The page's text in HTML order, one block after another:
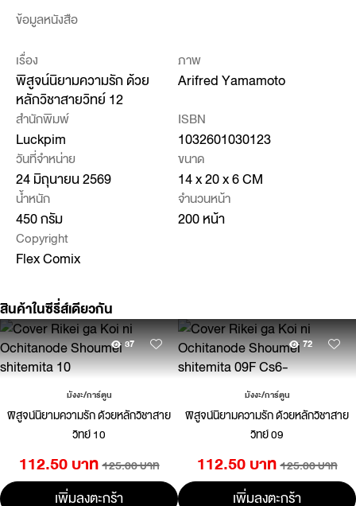
ข้อมูลหนังสือ
เรื่อง
พิสูจน์นิยามความรัก ด้วย
หลักวิชาสายวิทย์ 12
ภาพ
Arifred Yamamoto
สำนักพิมพ์
Luckpim
ISBN
1032601030123
วันที่จำหน่าย
24 มิถุนายน 2569
ขนาด
14 x 20 x 6 CM
น้ำหนัก
450 กรัม
จำนวนหน้า
200 หน้า
Copyright
Flex Comix
สินค้าในซีรี่ส์เดียวกัน
37
มังงะ/การ์ตูน
พิสูจน์นิยามความรัก ด้วยหลักวิชาสาย
วิทย์ 10
112.50 บาท 125.00 บาท
เพิ่มลงตะกร้า
72
มังงะ/การ์ตูน
พิสูจน์นิยามความรัก ด้วยหลักวิชาสาย
วิทย์ 09
112.50 บาท 125.00 บาท
เพิ่มลงตะกร้า